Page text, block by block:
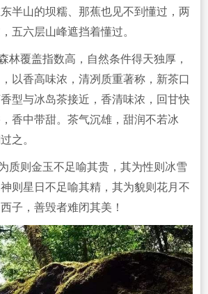
半山的坝糯、那蕉也见不到懂过，两
五六层山峰遮挡着懂过。
林覆盖指数高，自然条件得天独厚，
以香高味浓，清冽质重著称，新茶口
型与冰岛茶接近，香清味浓，回甘快
香中带甜。茶气沉雄，甜润不若冰
之。
质则金玉不足喻其贵，其为性则冰雪
则星日不足喻其精，其为貌则花月不
子，善毁者难闭其美！